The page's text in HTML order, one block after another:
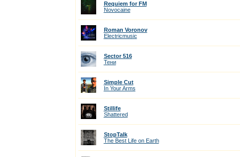
Requiem for FM
Novocaine
Roman Voronov
Electricmusic
Sector 516
Тени
Simple Cut
In Your Arms
Stillife
Shattered
StopTalk
The Best Life on Earth